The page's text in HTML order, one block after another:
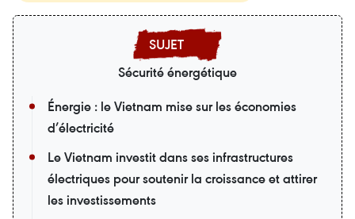
Sécurité énergétique
Énergie : le Vietnam mise sur les économies
d’électricité
Le Vietnam investit dans ses infrastructures
électriques pour soutenir la croissance et attirer
les investissements